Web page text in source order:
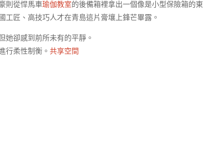
則從悍馬車瑜伽教室的後備箱裡拿出一個像是小型保險箱的東
工匠、高技巧人才在青島這片膏壤上鋒芒畢露。
她卻感到前所未有的平靜。
行柔性制衡。 共享空間